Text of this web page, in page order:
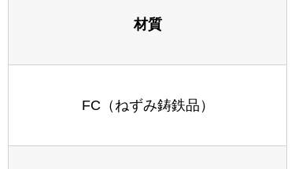
材質
FC（ねずみ鋳鉄品）